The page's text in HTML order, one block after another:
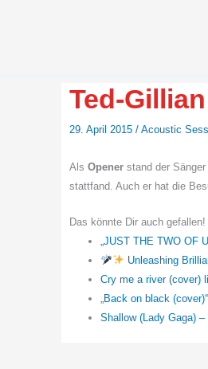
Ted-
29. April 2015 / Acoustic
Als Opener stand der
stattfand. Auch er hat die
Das könnte Dir auch gefallen!
„JUST THE TWO OF
Unleashing
Cry me a river (cover)
„Back on black
Shallow (Lady Gaga)